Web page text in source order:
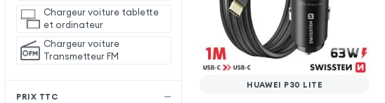
Chargeur voiture tablette
et ordinateur
Chargeur voiture
Transmetteur FM
PRIX TTC
HUAWEI P30 LITE